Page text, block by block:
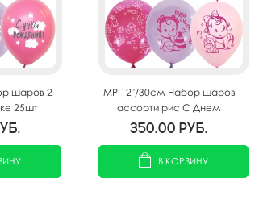
шаров 2
25шт
MP 12"/30см Набор шаров
ассорти рис С Днем
рождения Малышка! 25шт
350.00 руб.
В КОРЗИНУ